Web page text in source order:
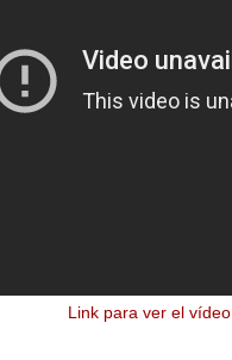
Link para ver el vídeo